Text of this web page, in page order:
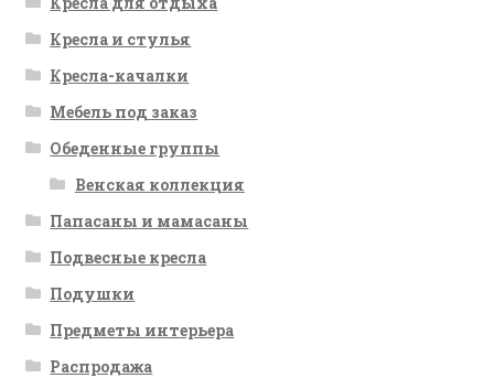
Кресла и стулья
Кресла-качалки
Мебель под заказ
Обеденные группы
Венская коллекция
Папасаны и мамасаны
Подвесные кресла
Подушки
Предметы интерьера
Распродажа